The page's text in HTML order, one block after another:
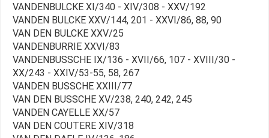
VANDENBULCKE XI/340 - XIV/308 - XXV/192
VANDEN BULCKE XXV/144, 201 - XXVI/86, 88, 90
VAN DEN BULCKE XXV/25
VANDENBURRIE XXVI/83
VANDENBUSSCHE IX/136 - XVII/66, 107 - XVIII/30 -
XX/243 - XXIV/53-55, 58, 267
VANDEN BUSSCHE XXIII/77
VAN DEN BUSSCHE XV/238, 240, 242, 245
VANDEN CAYELLE XX/57
VAN DEN COUTERE XIV/318